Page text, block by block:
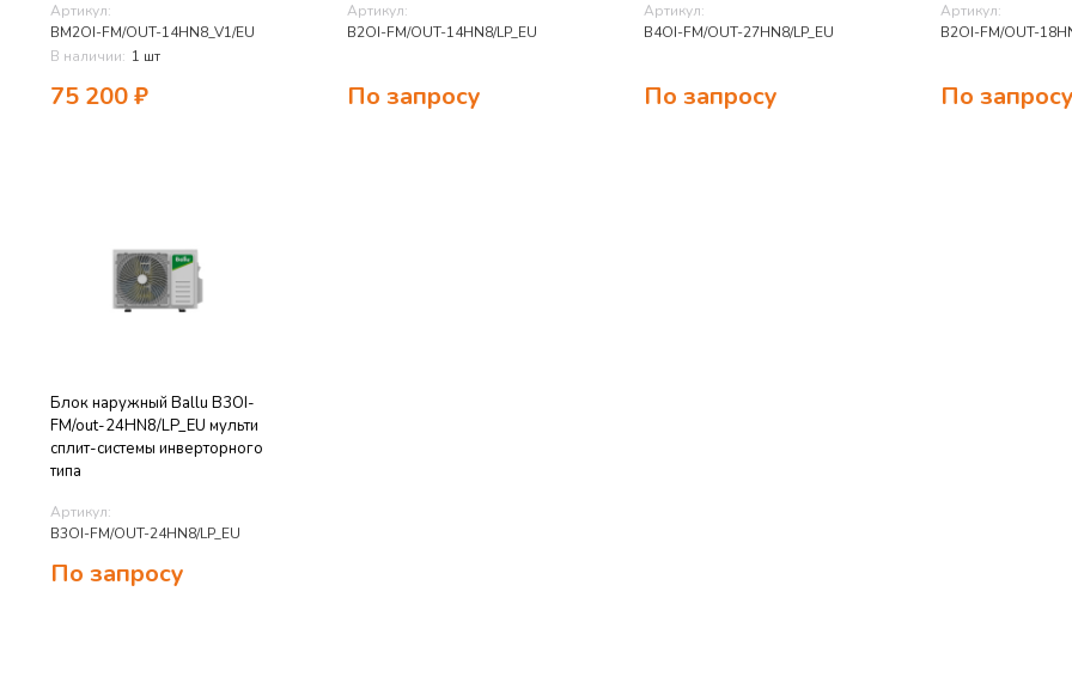
Артикул:
BM2OI-FM/OUT-14HN8_V1/EU
В наличии: 1 шт
75 200₽
Артикул:
B2OI-FM/OUT-14HN8/LP_EU
По запросу
Артикул:
B4OI-FM/OUT-27HN8/LP_EU
По запросу
Артикул:
B2OI-FM/OUT-
По
Блок наружный Ballu B3OI-
FM/out-24HN8/LP_EU мульти
сплит-системы инверторного
типа
Артикул:
B3OI-FM/OUT-24HN8/LP_EU
По запросу